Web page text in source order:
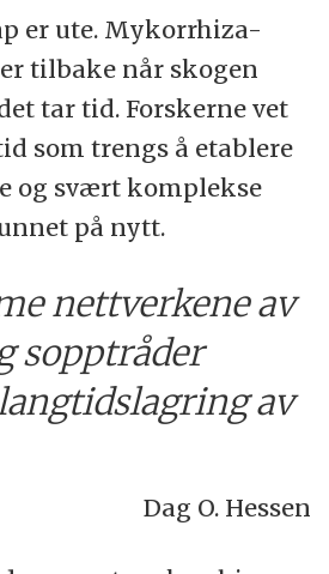
er ute. Mykorrhiza-
tilbake når skogen
tar tid. Forskerne vet
som trengs å etablere
og svært komplekse
på nytt.
nettverkene av
sopptråder
av
Dag O. Hessen